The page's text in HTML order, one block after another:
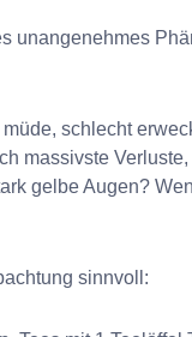
schlecht
massivste
gelbe Augen?
sinnvoll: